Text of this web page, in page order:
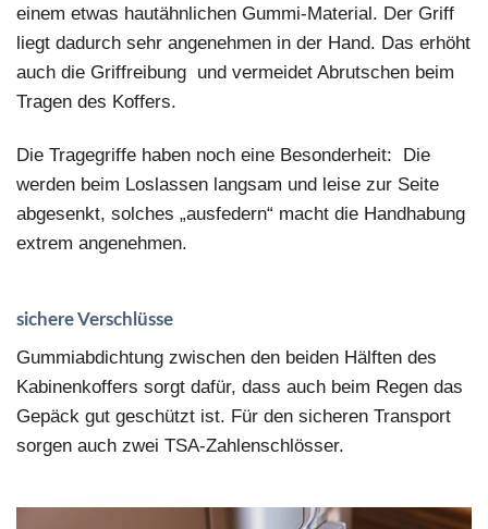
einem etwas hautähnlichen Gummi-Material. Der Griff
liegt dadurch sehr angenehmen in der Hand. Das erhöht
auch die Griffreibung und vermeidet Abrutschen beim
Tragen des Koffers.
Die Tragegriffe haben noch eine Besonderheit: Die
werden beim Loslassen langsam und leise zur Seite
abgesenkt, solches „ausfedern“ macht die Handhabung
extrem angenehmen.
sichere Verschlüsse
Gummiabdichtung zwischen den beiden Hälften des
Kabinenkoffers sorgt dafür, dass auch beim Regen das
Gepäck gut geschützt ist. Für den sicheren Transport
sorgen auch zwei TSA-Zahlenschlösser.